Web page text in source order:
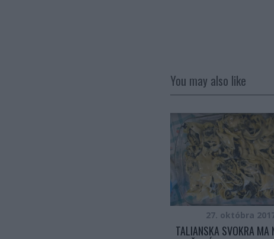
You may also like
27. októbra
TALIANSKA SVOKRA MA